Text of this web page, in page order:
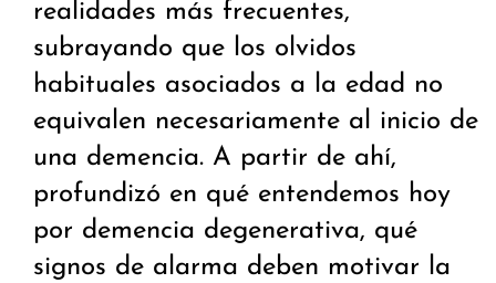
realidades más frecuentes,
subrayando que los olvidos
habituales asociados a la edad no
equivalen necesariamente al inicio de
una demencia. A partir de ahí,
profundizó en qué entendemos hoy
por demencia degenerativa, qué
signos de alarma deben motivar la